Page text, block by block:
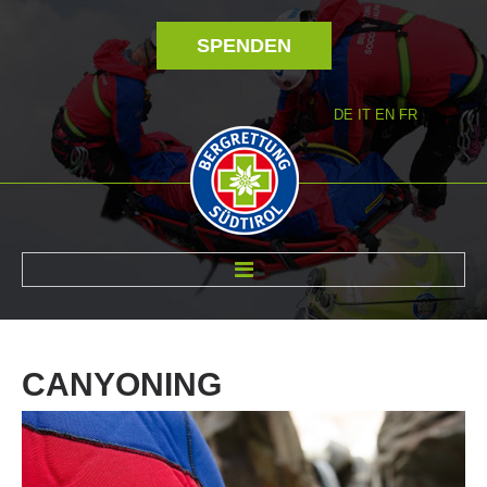
SPENDEN
DE IT EN FR
CANYONING